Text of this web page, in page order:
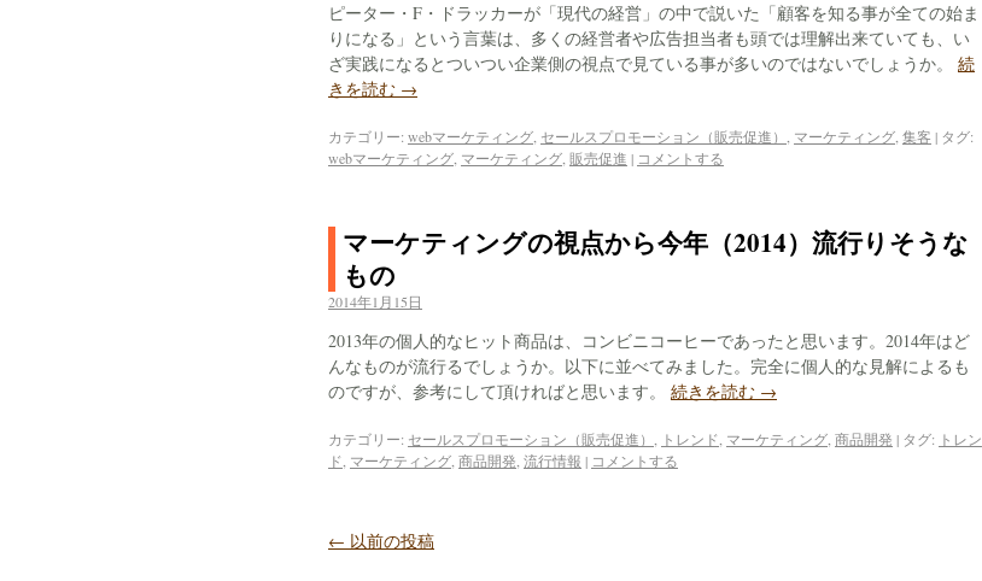
ピーター・F・ドラッカーが「現代の経営」の中で説いた「顧客を知る事が全ての始ま
りになる」という言葉は、多くの経営者や広告担当者も頭では理解出来ていても、い
ざ実践になるとついつい企業側の視点で見ている事が多いのではないでしょうか。 続
きを読む →
カテゴリー: webマーケティング セールスプロモーション（販売促進） マーケティング 集客 | タグ:
webマーケティング マーケティング 販売促進 | コメントする
マーケティングの視点から今年（2014）流行りそうな
もの
2014年1月15日
2013年の個人的なヒット商品は、コンビニコーヒーであったと思います。2014年はど
んなものが流行るでしょうか。以下に並べてみました。完全に個人的な見解によるも
のですが、参考にして頂ければと思います。 続きを読む →
カテゴリー: セールスプロモーション（販売促進） トレンド マーケティング 商品開発 | タグ: トレン
ド マーケティング 商品開発 流行情報 | コメントする
← 以前の投稿